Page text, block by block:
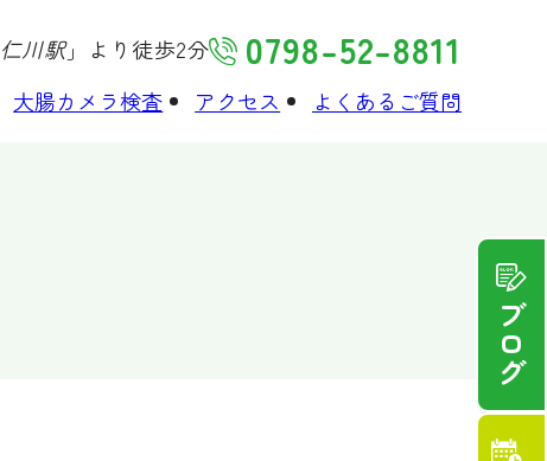
仁川駅」より徒歩2分 0798-52-8811
大腸カメラ検査 アクセス よくあるご質問
ブログ